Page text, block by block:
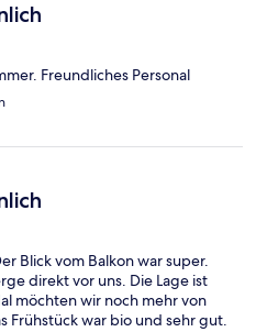
Freundliches Personal
Blick vom Balkon war super.
direkt vor uns. Die Lage ist
möchten wir noch mehr von
Frühstück war bio und sehr gut.